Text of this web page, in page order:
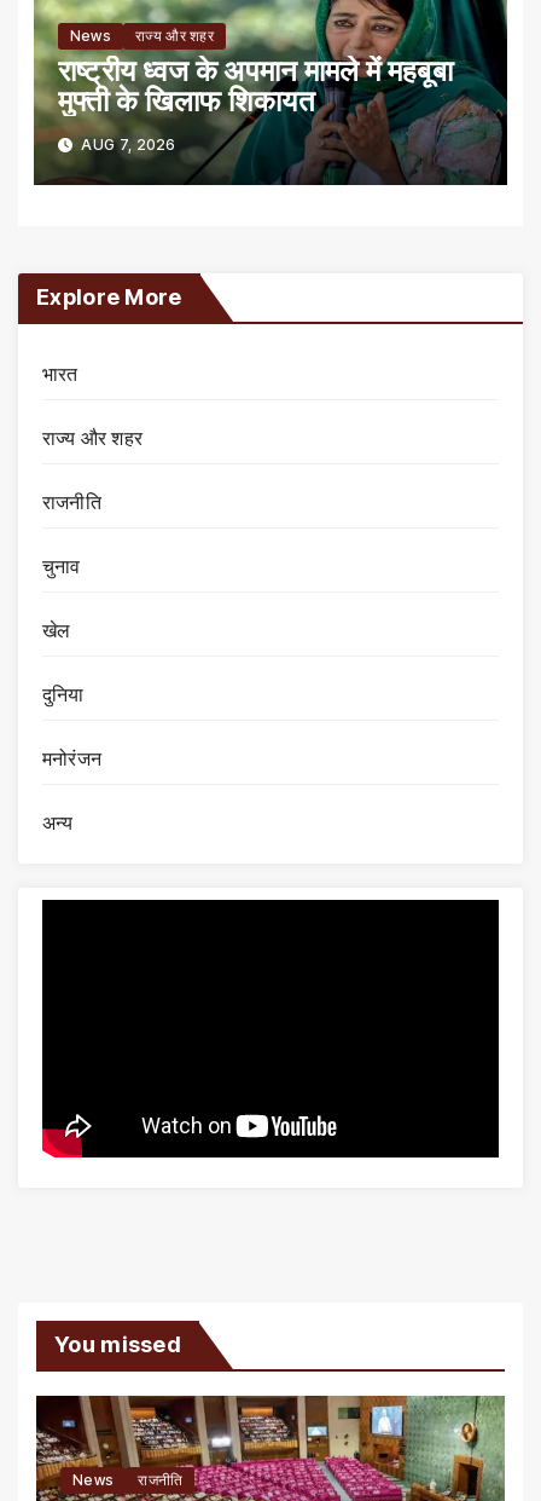
News राज्य और शहर
राष्ट्रीय ध्वज के अपमान मामले में महबूबा
मुफ्ती के खिलाफ शिकायत
AUG 7, 2026
Explore More
भारत
राज्य और शहर
राजनीति
चुनाव
खेल
दुनिया
मनोरंजन
अन्य
You missed
News राजनीति